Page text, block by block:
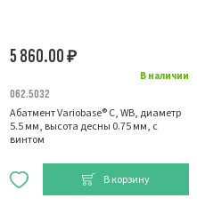
В наличии
5 860.00₽
062.5032
Абатмент Variobase® C, WB, диаметр
5.5 мм, высота десны 0.75 мм, с
винтом
В корзину